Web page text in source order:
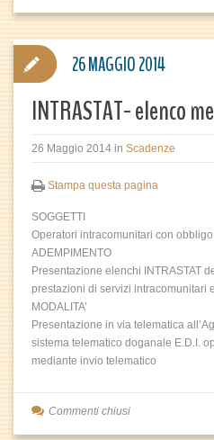
INTRASTAT- elenco
26 Maggio 2014 in Scadenze
Stampa questa pagina
SOGGETTI
Operatori intracomunitari con
ADEMPIMENTO
Presentazione elenchi INTRASTAT
prestazioni di servizi intracomunitari
MODALITA’
Presentazione in via telematica
sistema telematico doganale E.D.I.
mediante invio telematico
26 MAGGIO 2014
Commenti chiusi